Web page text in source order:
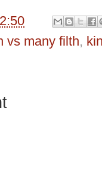
vs many filth,